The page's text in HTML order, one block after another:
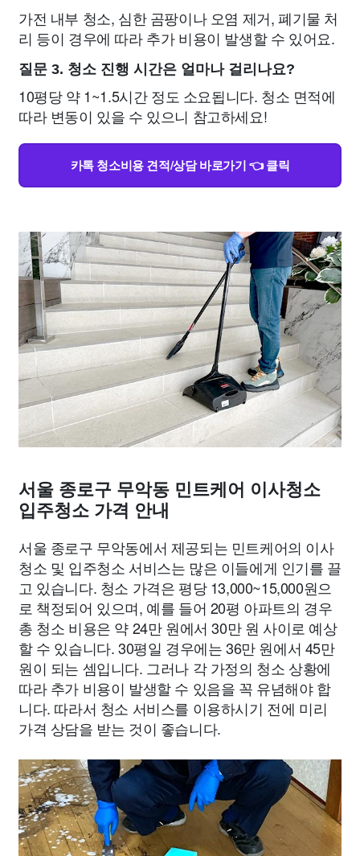
가전 내부 청소, 심한 곰팡이나 오염 제거, 폐기물 처
리 등이 경우에 따라 추가 비용이 발생할 수 있어요.
질문 3. 청소 진행 시간은 얼마나 걸리나요?
10평당 약 1~1.5시간 정도 소요됩니다. 청소 면적에
따라 변동이 있을 수 있으니 참고하세요!
카톡 청소비용 견적/상담 바로가기 👈 클릭
서울 종로구 무악동 민트케어 이사청소
입주청소 가격 안내
서울 종로구 무악동에서 제공되는 민트케어의 이사
청소 및 입주청소 서비스는 많은 이들에게 인기를 끌
고 있습니다. 청소 가격은 평당 13,000~15,000원으
로 책정되어 있으며, 예를 들어 20평 아파트의 경우
총 청소 비용은 약 24만 원에서 30만 원 사이로 예상
할 수 있습니다. 30평일 경우에는 36만 원에서 45만
원이 되는 셈입니다. 그러나 각 가정의 청소 상황에
따라 추가 비용이 발생할 수 있음을 꼭 유념해야 합
니다. 따라서 청소 서비스를 이용하시기 전에 미리
가격 상담을 받는 것이 좋습니다.